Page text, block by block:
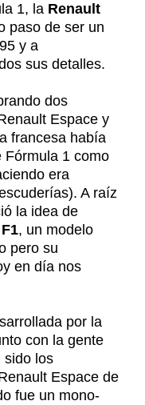
1, la Renault
paso de ser un
y a
sus detalles.
dos
Espace y
francesa había
Fórmula 1 como
era
A raíz
la idea de
, un modelo
pero su
en día nos
por la
con la gente
sido los
Espace de
fue un mono-